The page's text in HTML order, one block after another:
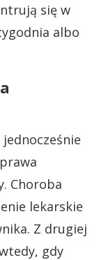
się w
albo
Choroba
lekarskie
Z drugiej
gdy